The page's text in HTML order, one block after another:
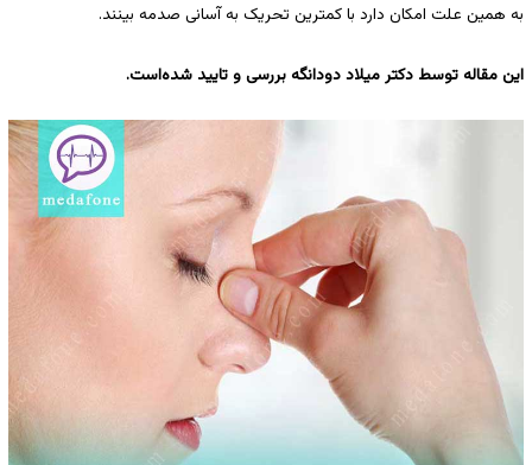
به همین علت امکان دارد با کمترین تحریک به آسانی صدمه بینند.
این مقاله توسط دکتر میلاد دودانگه بررسی و تایید ‌شده‌است.